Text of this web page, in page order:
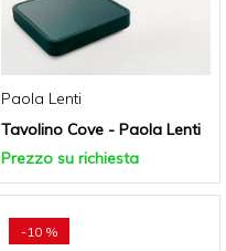
Paola Lenti
Tavolino Cove - Paola Lenti
Prezzo su richiesta
-10 %